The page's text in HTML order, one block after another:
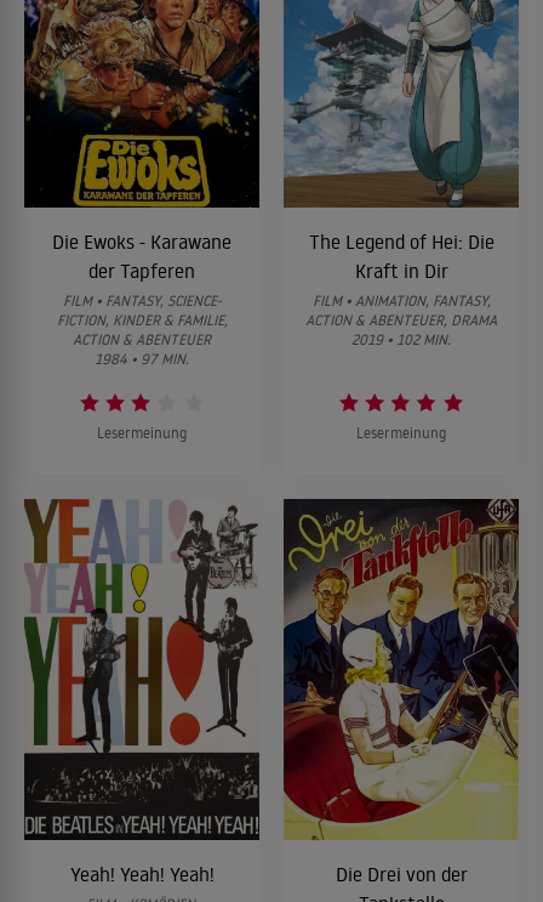
Die Ewoks - Karawane
der Tapferen
FILM • FANTASY, SCIENCE-
FICTION, KINDER & FAMILIE,
ACTION & ABENTEUER
1984 • 97 MIN.
Lesermeinung
The Legend of Hei: Die
Kraft in Dir
FILM • ANIMATION, FANTASY,
ACTION & ABENTEUER, DRAMA
2019 • 102 MIN.
Lesermeinung
Yeah! Yeah! Yeah!
Die Drei von der